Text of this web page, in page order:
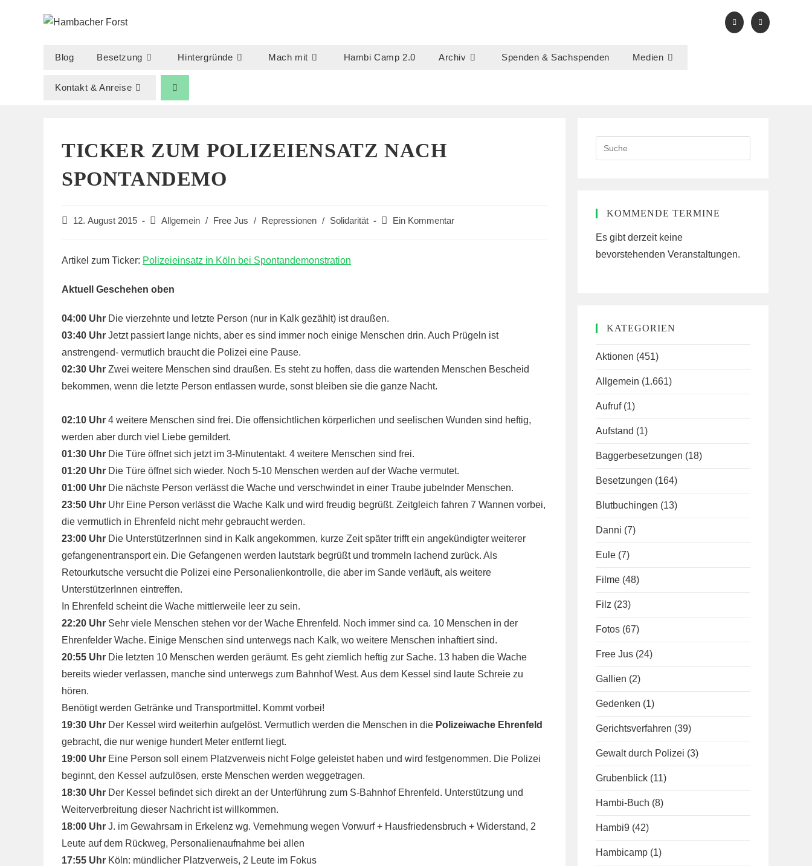
Blog Besetzung Hintergründe Mach mit Hambi Camp 2.0 Archiv Spenden & Sachspenden Medien
Kontakt & Anreise
TICKER ZUM POLIZEIENSATZ NACH
SPONTANDEMO
Beitrag12. August 2015
Beitrags-
Allgemein / Free Jus / Repressionen / Solidarität
Beitrags-
Ein Kommentar
Artikel zum Ticker: Polizeieinsatz in Köln bei Spontandemonstration
Aktuell Geschehen oben
04:00 Uhr Die vierzehnte und letzte Person (nur in Kalk gezählt) ist draußen.
03:40 Uhr Jetzt passiert lange nichts, aber es sind immer noch einige Menschen drin. Auch Prügeln ist
anstrengend- vermutlich braucht die Polizei eine Pause.
02:30 Uhr Zwei weitere Menschen sind draußen. Es steht zu hoffen, dass die wartenden Menschen Bescheid
bekommen, wenn die letzte Person entlassen wurde, sonst bleiben sie die ganze Nacht.
02:10 Uhr 4 weitere Menschen sind frei. Die offensichtlichen körperlichen und seelischen Wunden sind heftig,
werden aber durch viel Liebe gemildert.
01:30 Uhr Die Türe öffnet sich jetzt im 3-Minutentakt. 4 weitere Menschen sind frei.
01:20 Uhr Die Türe öffnet sich wieder. Noch 5-10 Menschen werden auf der Wache vermutet.
01:00 Uhr Die nächste Person verlässt die Wache und verschwindet in einer Traube jubelnder Menschen.
23:50 Uhr Uhr Eine Person verlässt die Wache Kalk und wird freudig begrüßt. Zeitgleich fahren 7 Wannen vorbei,
die vermutlich in Ehrenfeld nicht mehr gebraucht werden.
23:00 Uhr Die UnterstützerInnen sind in Kalk angekommen, kurze Zeit später trifft ein angekündigter weiterer
gefangenentransport ein. Die Gefangenen werden lautstark begrüßt und trommeln lachend zurück. Als
Retourkutsche versucht die Polizei eine Personalienkontrolle, die aber im Sande verläuft, als weitere
UnterstützerInnen eintreffen.
In Ehrenfeld scheint die Wache mittlerweile leer zu sein.
22:20 Uhr Sehr viele Menschen stehen vor der Wache Ehrenfeld. Noch immer sind ca. 10 Menschen in der
Ehrenfelder Wache. Einige Menschen sind unterwegs nach Kalk, wo weitere Menschen inhaftiert sind.
20:55 Uhr Die letzten 10 Menschen werden geräumt. Es geht ziemlich heftig zur Sache. 13 haben die Wache
bereits wieder verlassen, manche sind unterwegs zum Bahnhof West. Aus dem Kessel sind laute Schreie zu
hören.
Benötigt werden Getränke und Transportmittel. Kommt vorbei!
19:30 Uhr Der Kessel wird weiterhin aufgelöst. Vermutlich werden die Menschen in die Polizeiwache Ehrenfeld
gebracht, die nur wenige hundert Meter entfernt liegt.
19:00 Uhr Eine Person soll einem Platzverweis nicht Folge geleistet haben und wird festgenommen. Die Polizei
beginnt, den Kessel aufzulösen, erste Menschen werden weggetragen.
18:30 Uhr Der Kessel befindet sich direkt an der Unterführung zum S-Bahnhof Ehrenfeld. Unterstützung und
Weiterverbreitung dieser Nachricht ist willkommen.
18:00 Uhr J. im Gewahrsam in Erkelenz wg. Vernehmung wegen Vorwurf + Hausfriedensbruch + Widerstand, 2
Leute auf dem Rückweg, Personalienaufnahme bei allen
17:55 Uhr Köln: mündlicher Platzverweis, 2 Leute im Fokus
this
KOMMENDE TERMINE
Es gibt derzeit keine
bevorstehenden Veranstaltungen.
KATEGORIEN
Aktionen (451)
Allgemein (1.661)
Aufruf (1)
Aufstand (1)
Baggerbesetzungen (18)
Besetzungen (164)
Blutbuchingen (13)
Danni (7)
Eule (7)
Filme (48)
Filz (23)
Fotos (67)
Free Jus (24)
Gallien (2)
Gedenken (1)
Gerichtsverfahren (39)
Gewalt durch Polizei (3)
Grubenblick (11)
Hambi-Buch (8)
Hambi9 (42)
Hambicamp (1)